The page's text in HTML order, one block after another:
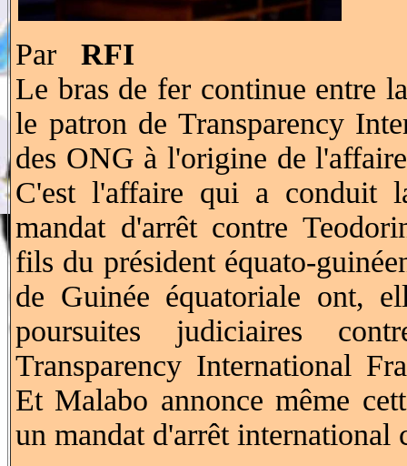
Par RFI
Le bras de fer continue entre
le patron de Transparency
des ONG à l'origine de
C'est l'affaire qui a conduit
mandat d'arrêt contre
fils du président équato-
de Guinée équatoriale ont,
poursuites judiciaires
Transparency International
Et Malabo annonce même
un mandat d'arrêt international